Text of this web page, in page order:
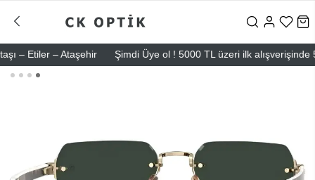
Etiler – Ataşehir Şimdi Üye ol ! 5000 TL üzeri ilk alışverişinde 500